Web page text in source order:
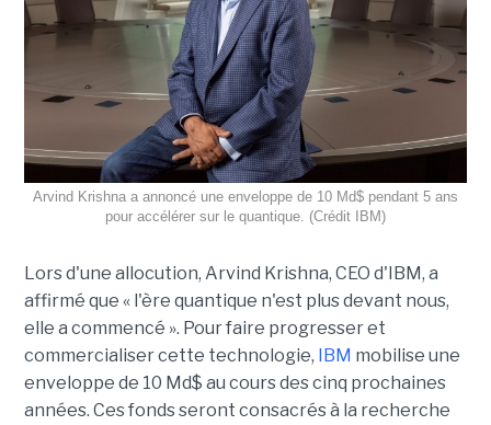
Arvind Krishna a annoncé une enveloppe de 10 Md$ pendant 5 ans
pour accélérer sur le quantique. (Crédit IBM)
Lors d'une allocution, Arvind Krishna, CEO d'IBM, a
affirmé que « l'ère quantique n'est plus devant nous,
elle a commencé ». Pour faire progresser et
commercialiser cette technologie, IBM mobilise une
enveloppe de 10 Md$ au cours des cinq prochaines
années. Ces fonds seront consacrés à la recherche